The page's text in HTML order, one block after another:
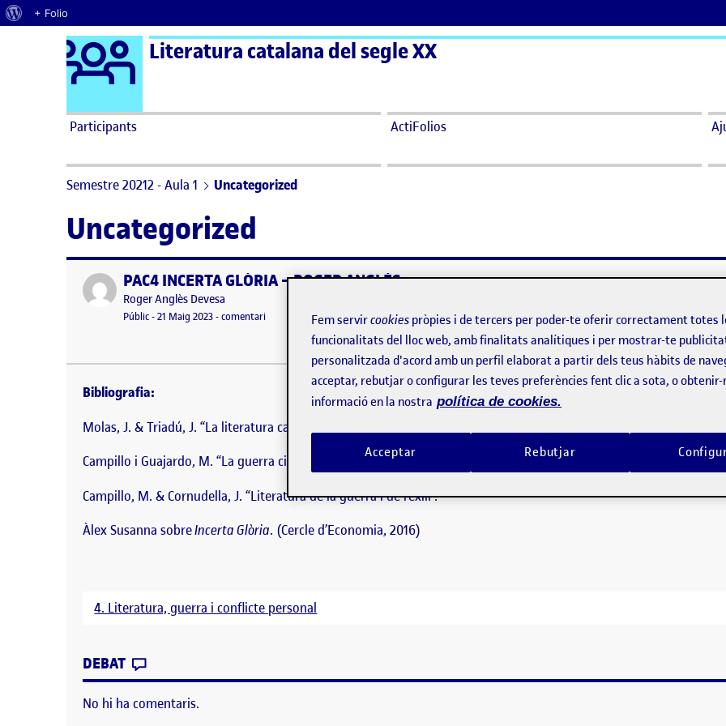
Quant al WordPress
+ Folio
Saltar al contingut Logo Ágora
Literatura catalana del segle XX
Participants ActiFolios
Semestre 20212 - Aula 1 Uncategorized
Uncategorized
Publicat perPAC4 INCERTA GLÒRIA – ROGER ANGLÈS
Publicat per
Roger Anglès Devesa
Visibilitat:
Públic-Data de publicació
21 Maig 20235 juny, 2023 7:55 pm
-comentariel PAC4 INCERTA GLÒRIA – ROGER ANGLÈS
Bibliografia: Molas, J. & Triadú, J. “La literatura catalana durant la guerra civil” (Enregistrament. Ateneu Barcelonès, 1986).
catalana”. Catalan Historical Review, 2011, pàg. 257-268. Campillo, M. & Cornudella, J. “Literatura de la guerra i de l’exili”. Àlex
Bibliografia:
Molas, J. & Triadú, J. “La literatura catalana durant la guerra civil” (Enregistrament. Ateneu Barcelonès, 1986).
Campillo i Guajardo, M. “La guerra civil en la narrativa catalana”. Catalan Historical Review, 2011, pàg. 257-268.
Campillo, M. & Cornudella, J. “Literatura de la guerra i de l’exili”.
Àlex Susanna sobreIncerta Glòria. (Cercle d’Economia, 2016)
4. Literatura, guerra i conflicte personal
DEBAT
No hi ha comentaris.
Fem servircookies pròpies i de tercers per poder-te oferir correctament totes
funcionalitats del lloc web, amb finalitats analítiques i per mostrar-te
personalitzada d'acord amb un perfil elaborat a partir dels teus hàbits de
acceptar, rebutjar o configurar les teves preferències fent clic a sota, o obtenir-
informació en la nostra política de cookies.
Rebutjar
Acceptar